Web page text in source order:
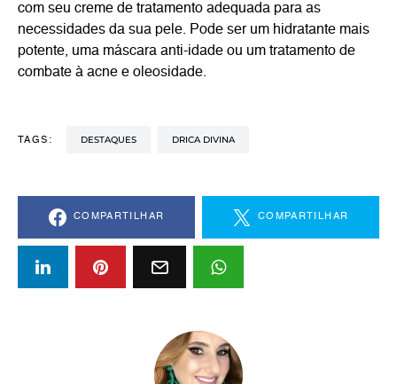
com seu creme de tratamento adequada para as
necessidades da sua pele. Pode ser um hidratante mais
potente, uma máscara anti-idade ou um tratamento de
combate à acne e oleosidade.
TAGS: DESTAQUES DRICA DIVINA
COMPARTILHAR COMPARTILHAR